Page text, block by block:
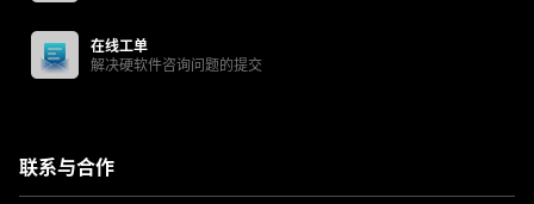
在线工单
解决硬软件咨询问题的提交
联系与合作